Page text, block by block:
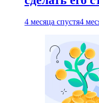
4 месяца спустя4